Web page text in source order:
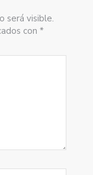
será visible.
con *